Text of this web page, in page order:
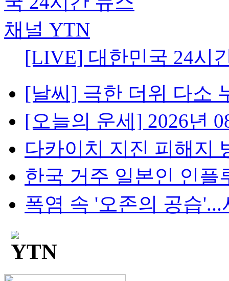
[LIVE] 대한민국 24시
[날씨] 극한 더위 다소
[오늘의 운세] 2026년
다카이치 지진 피해지
한국 거주 일본인 인플
폭염 속 '오존의 공습'...